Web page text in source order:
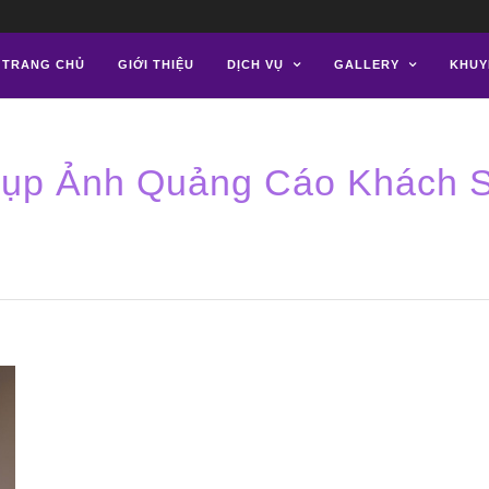
TRANG CHỦ GIỚI THIỆU DỊCH VỤ GALLERY
Ảnh Quảng Cáo Khách